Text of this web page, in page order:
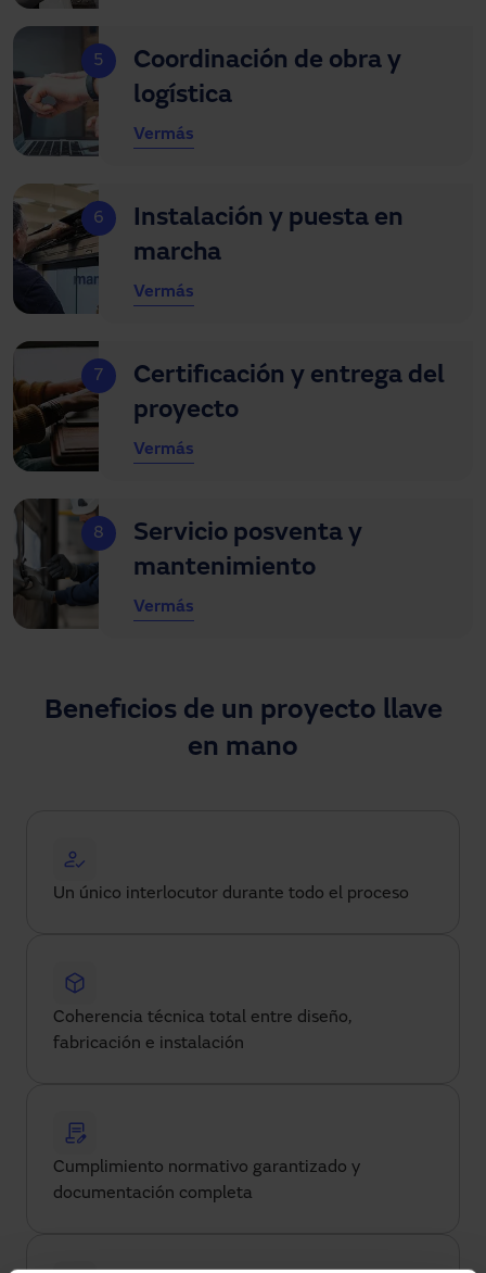
5
Coordinación de obra y
logística
Vermás
6
Instalación y puesta en
marcha
Vermás
7
Certificación y entrega del
proyecto
Vermás
8
Servicio posventa y
mantenimiento
Vermás
Beneficios de un proyecto llave
en mano
Un único interlocutor durante todo el proceso
Coherencia técnica total entre diseño,
fabricación e instalación
Cumplimiento normativo garantizado y
documentación completa